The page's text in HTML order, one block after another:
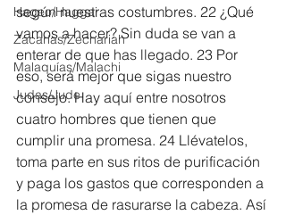
Hageo/Haggai
Zacarías/Zechariah
Malaquías/Malachi
Judas/Jude
según nuestras costumbres. 22 ¿Qué
vamos a hacer? Sin duda se van a
enterar de que has llegado. 23 Por
eso, será mejor que sigas nuestro
consejo. Hay aquí entre nosotros
cuatro hombres que tienen que
cumplir una promesa. 24 Llévatelos,
toma parte en sus ritos de purificación
y paga los gastos que corresponden a
la promesa de rasurarse la cabeza. Así